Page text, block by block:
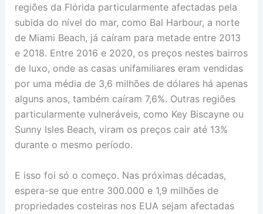
regiões da Flórida particularmente afectadas pela
subida do nível do mar, como Bal Harbour, a norte
de Miami Beach, já caíram para metade entre 2013
e 2018. Entre 2016 e 2020, os preços nestes bairros
de luxo, onde as casas unifamiliares eram vendidas
por uma média de 3,6 milhões de dólares há apenas
alguns anos, também caíram 7,6%. Outras regiões
particularmente vulneráveis, como Key Biscayne ou
Sunny Isles Beach, viram os preços cair até 13%
durante o mesmo período.
E isso foi só o começo. Nas próximas décadas,
espera-se que entre 300.000 e 1,9 milhões de
propriedades costeiras nos EUA sejam afectadas